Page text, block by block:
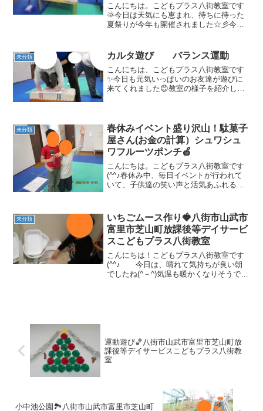
こんにちは。こどもプラス八街教室です
🌞今日は天気にも恵まれ、待ちに待った
夏祭りが今年も開催されました☆彡今年
り】５つの出し物が八街教室に集結♬♬
朝、入室をしてきたお友達...
未分類 カルタ遊び バランス運動
こんにちは、こどもプラス八街教室です
✨今日も元気いっぱいのお友達が遊びに
来てくれました😊教室の様子を紹介しま
ール・空間認知を養います...
未分類
春休みイベント盛り沢山！駄菓子
屋さん(お金の計算）シュワシュ
ワフルーツポンチ🍎
こんにちは。こどもプラス八街教室です
(^^♪春休み中、毎日イベントが行われて
いて、子供達の笑い声と活気あふれる声
姉さんになりました♪皆の前で自己紹介を
しましょう！と...
未分類
いちごムース作り🍓八街市山武市
富里市芝山町放課後等デイサービ
スこどもプラス八街教室
こんにちは！こどもプラス八街教室です
(^^♪ 今日は、晴れて気持ちが良い朝
でしたね(^－^)気温も暖かくなりそうです
運動遊び🏀八街市山武市富里市芝山町放
課後等デイサービスこどもプラス八街教
室
小中池公園🏞八街市山武市富里市芝山町